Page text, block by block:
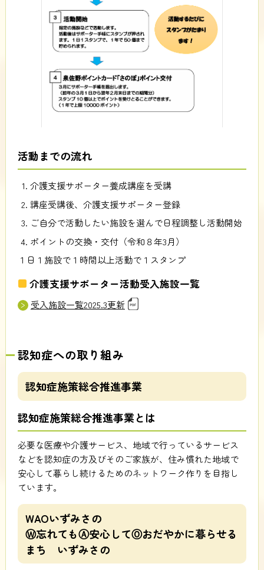
活動までの流れ
介護支援サポーター養成講座を受講
講座受講後、介護支援サポーター登録
ご自分で活動したい施設を選んで日程調整し活動開始
ポイントの交換・交付（令和８年3月）
１日１施設で１時間以上活動で１スタンプ
介護支援サポーター活動受入施設一覧
受入施設一覧2025.3更新
認知症への取り組み
認知症施策総合推進事業
認知症施策総合推進事業とは
必要な医療や介護サービス、地域で行っているサービス
などを認知症の方及びそのご家族が、住み慣れた地域で
安心して暮らし続けるためのネットワーク作りを目指し
ています。
WAOいずみさの
Ⓦ忘れてもⒶ安心してⓄおだやかに暮らせる
まち いずみさの